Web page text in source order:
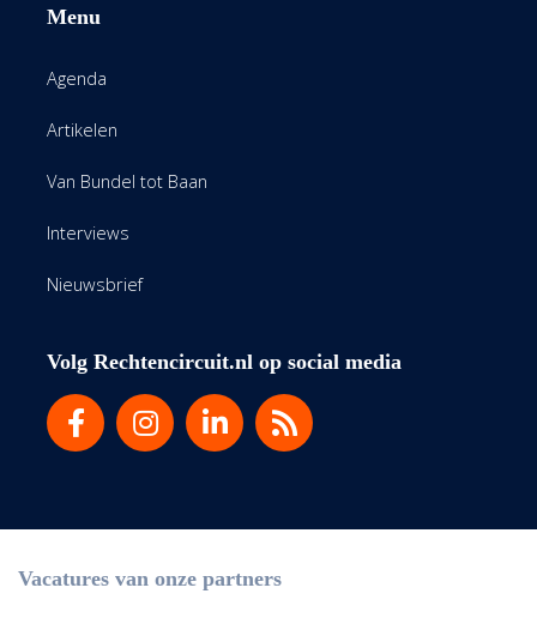
Menu
Agenda
Artikelen
Van Bundel tot Baan
Interviews
Nieuwsbrief
Volg Rechtencircuit.nl op social media
Vacatures van onze partners